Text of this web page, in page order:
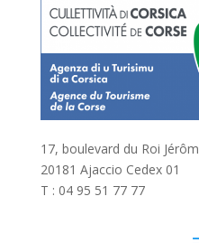
17, boulevard du Roi
20181 Ajaccio Cedex 01
T : 04 95 51 77 77